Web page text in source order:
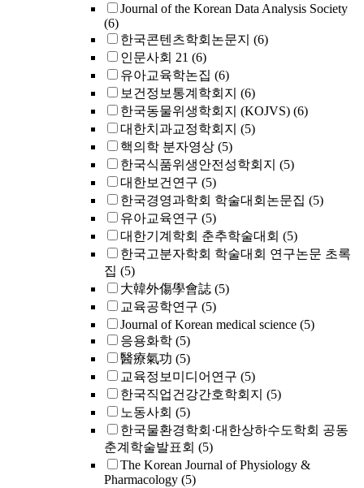
Journal of the Korean Data Analysis Society
(6)
한국콘텐츠학회논문지 (6)
인문사회 21 (6)
유아교육학논집 (6)
보건정보통계학회지 (6)
한국동물위생학회지 (KOJVS) (6)
대한치과교정학회지 (5)
핵의학 분자영상 (5)
한국식품위생안전성학회지 (5)
대한보건연구 (5)
한국경영과학회 학술대회논문집 (5)
유아교육연구 (5)
대한기계학회 춘추학술대회 (5)
한국고분자학회 학술대회 연구논문 초록
집 (5)
大韓外傷學會誌 (5)
교육공학연구 (5)
Journal of Korean medical science (5)
응용화학 (5)
醫療氣功 (5)
교육정보미디어연구 (5)
한국직업건강간호학회지 (5)
노동사회 (5)
한국물환경학회·대한상하수도학회 공동
춘계학술발표회 (5)
The Korean Journal of Physiology &
Pharmacology (5)